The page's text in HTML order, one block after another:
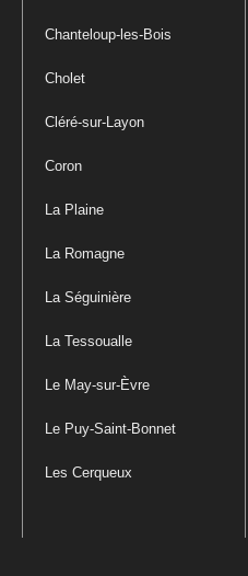
Chanteloup-les-Bois
Cholet
Cléré-sur-Layon
Coron
La Plaine
La Romagne
La Séguinière
La Tessoualle
Le May-sur-Èvre
Le Puy-Saint-Bonnet
Les Cerqueux